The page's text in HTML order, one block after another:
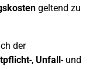
geltend zu
der
-, Unfall- und